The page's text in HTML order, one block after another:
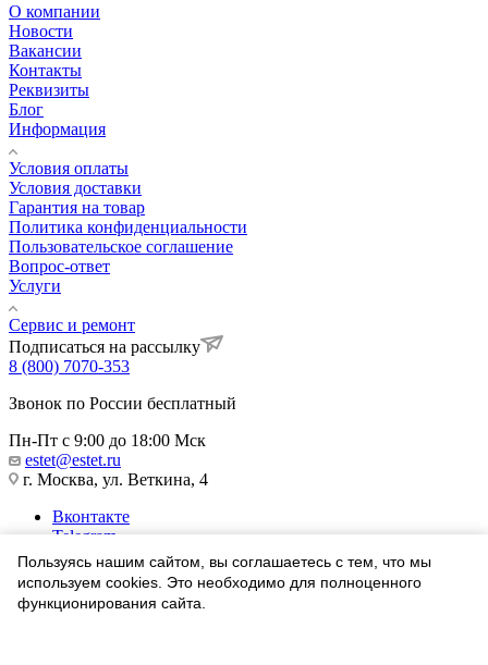
О компании
Новости
Вакансии
Контакты
Реквизиты
Блог
Информация
Условия оплаты
Условия доставки
Гарантия на товар
Политика конфиденциальности
Пользовательское соглашение
Вопрос-ответ
Услуги
Сервис и ремонт
Подписаться на рассылку
8 (800) 7070-353
Звонок по России бесплатный
Пн-Пт с 9:00 до 18:00 Мск
estet@estet.ru
г. Москва, ул. Веткина, 4
Вконтакте
Telegram
Одноклассники
WhatsApp
1991-2026 © Ювелирный Дом ЭСТЕТ
Пользуясь нашим сайтом, вы соглашаетесь с тем, что мы
используем cookies. Это необходимо для полноценного
функционирования сайта.